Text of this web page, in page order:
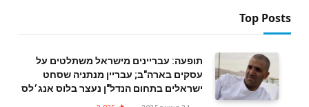
Top Posts
תופעה: עבריינים מישראל משתלטים על
עסקים בארה"ב; עבריין מנתניה שסחט
ישראלים בתחום הנדל"ן נעצר בלוס אנג׳לס